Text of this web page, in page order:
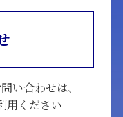
い合わせは、
用ください